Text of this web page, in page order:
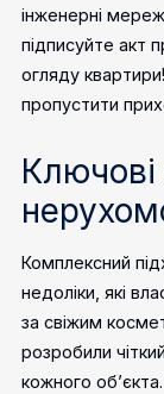
інженерні
підписуйте акт
огляду
пропустити
Ключові
Комплексний
недоліки, які
за свіжим
розробили
кожного об’єкта.